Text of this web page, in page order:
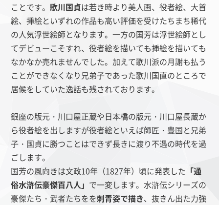
ことです。歌川国貞は若き時より美人画、役者絵、大首
絵、挿絵といずれの作品も高い評価を受けたちまち稀代
の人気浮世絵師となります。一方の国芳は浮世絵師とし
てデビューこそすれ、役者絵を描いても挿絵を描いても
なかなか売れませんでした。加えて歌川派の月謝も払う
ことができなくなり兄弟子であった歌川国直のところで
居候をしていた逸話も残されております。
銀座の版元・川口屋正蔵や日本橋の版元・川口屋長蔵か
ら役者絵を出しますが役者絵といえば師匠・豊国と兄弟
子・国貞に勝つことはできず長きに渡り不遇の時代を過
ごします。
国芳の風向きは文政10年（1827年）頃に発表した 「通
俗水滸伝豪傑百八人」 で一変します。水滸伝シリーズの
豪傑たち・武者たちをを刺青姿で描き、抜きん出た力強